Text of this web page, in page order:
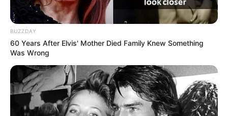
BUZZDAY
60 Years After Elvis' Mother Died Family Knew Something
Was Wrong